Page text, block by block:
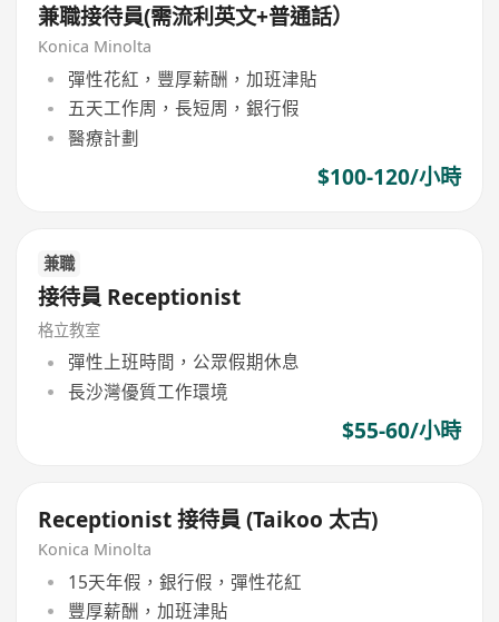
兼職接待員(需流利英文+普通話）
Konica Minolta
彈性花紅，豐厚薪酬，加班津貼
五天工作周，長短周，銀行假
醫療計劃
$100-120/小時
兼職
接待員 Receptionist
格立教室
彈性上班時間，公眾假期休息
長沙灣優質工作環境
$55-60/小時
Receptionist 接待員 (Taikoo 太古)
Konica Minolta
15天年假，銀行假，彈性花紅
豐厚薪酬，加班津貼